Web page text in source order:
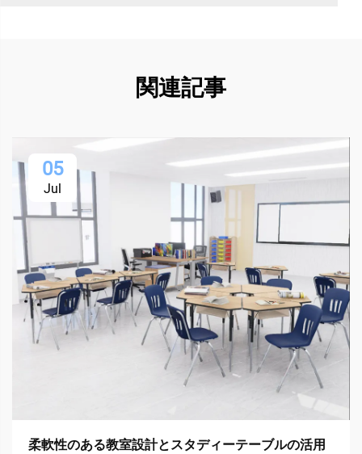
関連記事
05
Jul
柔軟性のある教室設計とスタディーテーブルの活用